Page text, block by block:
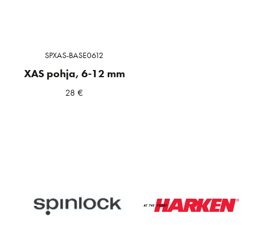
SPXAS-BASE0612
XAS pohja, 6-12 mm
28€